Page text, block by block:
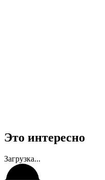
Это интересно
Загрузка...